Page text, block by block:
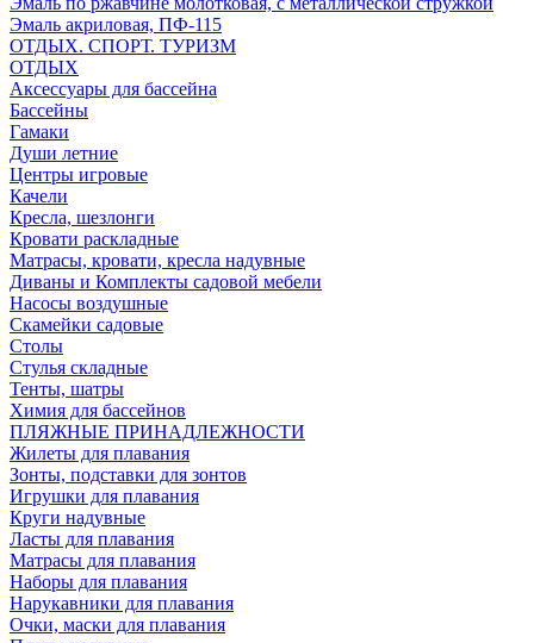
Эмаль акриловая, ПФ-115
ОТДЫХ. СПОРТ. ТУРИЗМ
ОТДЫХ
Аксессуары для бассейна
Бассейны
Гамаки
Души летние
Центры игровые
Качели
Кресла, шезлонги
Кровати раскладные
Матрасы, кровати, кресла надувные
Диваны и Комплекты садовой мебели
Насосы воздушные
Скамейки садовые
Столы
Стулья складные
Тенты, шатры
Химия для бассейнов
ПЛЯЖНЫЕ ПРИНАДЛЕЖНОСТИ
Жилеты для плавания
Зонты, подставки для зонтов
Игрушки для плавания
Круги надувные
Ласты для плавания
Матрасы для плавания
Наборы для плавания
Нарукавники для плавания
Очки, маски для плавания